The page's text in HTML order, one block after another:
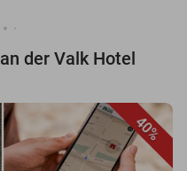
der Valk Hotel
40%